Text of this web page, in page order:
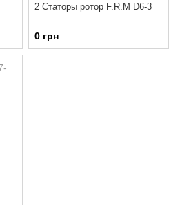
2 Статоры ротор F.R.M D6-3
0 грн